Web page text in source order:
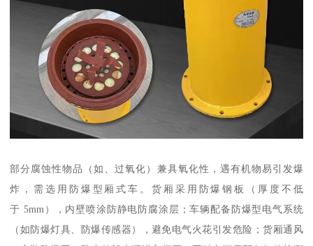
部分腐蚀性物品（如、过氧化）兼具氧化性，遇有机物易引发爆
炸，需选用防爆型厢式车。货厢采用防爆钢板（厚度不低
于 5mm），内壁喷涂防静电防腐涂层；车辆配备防爆型电气系统
（如防爆灯具、防爆传感器），避免电气火花引发危险；货厢通风